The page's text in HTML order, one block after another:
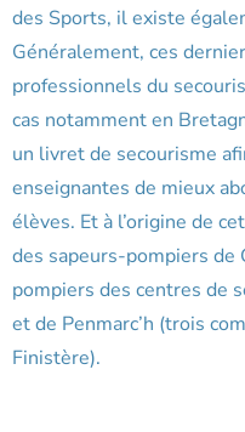
des Sports, il existe
Généralement, ces
professionnels du
cas notamment en
un livret de secourisme
enseignantes de mieux
élèves. Et à l’origine de
des sapeurs-pompiers de
pompiers des centres de
et de Penmarc’h (trois
Finistère).